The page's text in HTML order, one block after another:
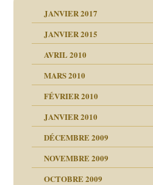
JANVIER 2017
JANVIER 2015
AVRIL 2010
MARS 2010
FÉVRIER 2010
JANVIER 2010
DÉCEMBRE 2009
NOVEMBRE 2009
OCTOBRE 2009